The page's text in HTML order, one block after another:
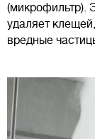
(микрофильтр).
удаляет
вредные